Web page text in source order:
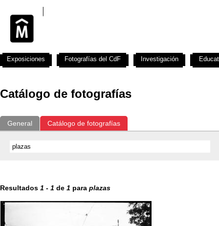
Catálogo de fotografías
General Catálogo de fotografías
Resultados 1 - 1 de 1 para plazas
Exposiciones Fotografías del CdF Investigación